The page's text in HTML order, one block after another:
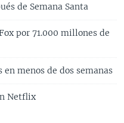
de Semana Santa
por 71.000 millones de
menos de dos semanas
Netflix